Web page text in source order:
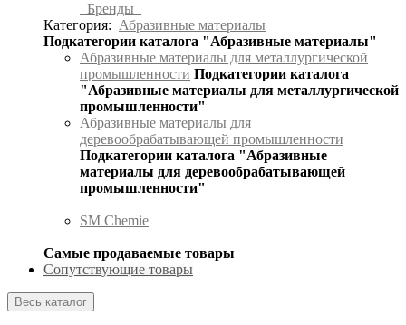
Бренды
Категория: Абразивные материалы
Подкатегории каталога "Абразивные материалы"
Абразивные материалы для металлургической
промышленности Подкатегории каталога
"Абразивные материалы для металлургической
промышленности"
Абразивные материалы для
деревообрабатывающей промышленности
Подкатегории каталога "Абразивные
материалы для деревообрабатывающей
промышленности"
SM Chemie
Самые продаваемые товары
Сопутствующие товары
Весь каталог